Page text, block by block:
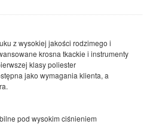
z wysokiej jakości rodzimego i
krosna tkackie i instrumenty
klasy poliester
jako wymagania klienta, a
pod wysokim ciśnieniem